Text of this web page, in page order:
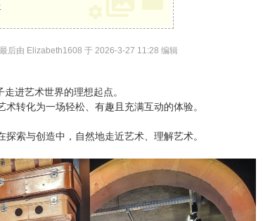
后由 Elizabeth1608 于 2026-3-27 11:28 编辑
进艺术世界的理想起点。
转化为一场轻松、有趣且充满互动的体验。
索与创造中，自然地走近艺术、理解艺术。